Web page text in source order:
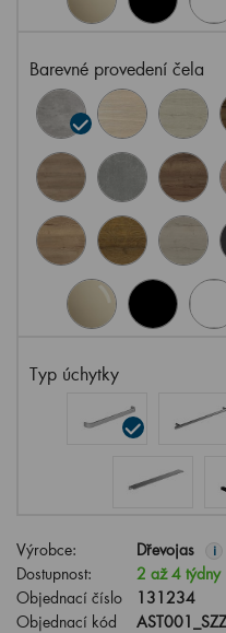
Barevné provedení čela
Typ úchytky
Výrobce: Dřevojas i
Dostupnost:
2 až 4 týdny
Objednací číslo
131234
Objednací kód